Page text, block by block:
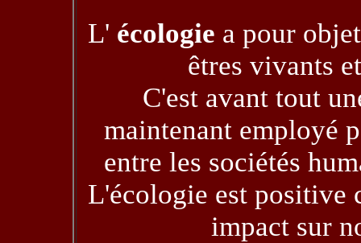
L' écologie a pour
êtres vivants
C'est avant tout
maintenant employé
entre les sociétés
L'écologie est positive
impact sur